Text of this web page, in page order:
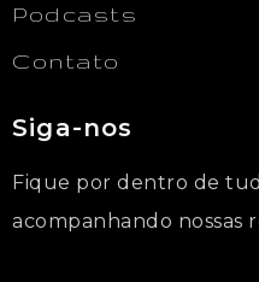
Podcasts
Contato
Siga-nos
Fique por dentro de
acompanhando nossas